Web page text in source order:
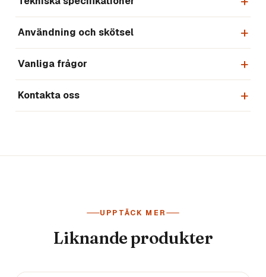
Användning och skötsel
Vanliga frågor
Kontakta oss
UPPTÄCK MER
Liknande produkter